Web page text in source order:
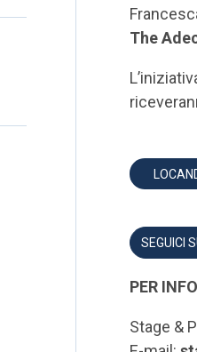
The
SEGUICI
PER
Stage &